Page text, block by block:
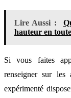
Lire Aussi :
hauteur en
Si vous faites
renseigner sur les
expérimenté